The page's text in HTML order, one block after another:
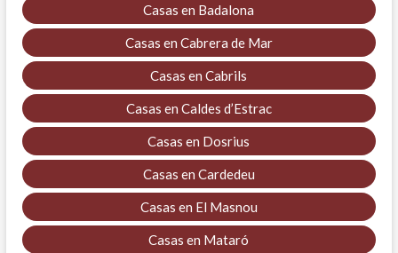
Casas en Badalona
Casas en Cabrera de Mar
Casas en Cabrils
Casas en Caldes d’Estrac
Casas en Dosrius
Casas en Cardedeu
Casas en El Masnou
Casas en Mataró